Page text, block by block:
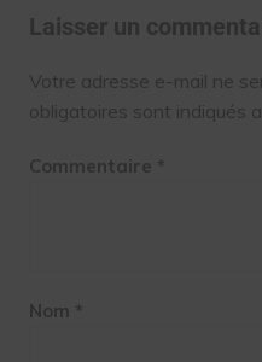
Laisser un
Votre adresse e-mail ne
obligatoires sont indiqués
Commentaire *
Nom *